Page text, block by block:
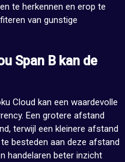
te herkennen en erop te
van gunstige
Span B kan de
Cloud kan een waardevolle
Een grotere afstand
terwijl een kleinere afstand
besteden aan deze afstand
handelaren beter inzicht